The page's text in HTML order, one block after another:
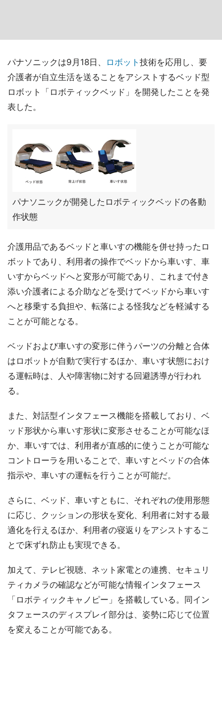
パナソニックは9月18日、 ロボット 技術を応用し、要
介護者が自立生活を送ることをアシストするベッド型
ロボット「ロボティックベッド」を開発したことを発
表した。
パナソニックが開発したロボティックベッドの各動
作状態
介護用品であるベッドと車いすの機能を併せ持ったロ
ボットであり、利用者の操作でベッドから車いす、車
いすからベッドへと変形が可能であり、これまで付き
添い介護者による介助などを受けてベッドから車いす
へと移乗する負担や、転落による怪我などを軽減する
ことが可能となる。
ベッドおよび車いすの変形に伴うパーツの分離と合体
はロボットが自動で実行するほか、車いす状態におけ
る運転時は、人や障害物に対する回避誘導が行われ
る。
また、対話型インタフェース機能を搭載しており、ベ
ッド形状から車いす形状に変形させることが可能なほ
か、車いすでは、利用者が直感的に使うことが可能な
コントローラを用いることで、車いすとベッドの合体
指示や、車いすの運転を行うことが可能だ。
さらに、ベッド、車いすともに、それぞれの使用形態
に応じ、クッションの形状を変化、利用者に対する最
適化を行えるほか、利用者の寝返りをアシストするこ
とで床ずれ防止も実現できる。
加えて、テレビ視聴、ネット家電との連携、セキュリ
ティカメラの確認などが可能な情報インタフェース
「ロボティックキャノピー」を搭載している。同イン
タフェースのディスプレイ部分は、姿勢に応じて位置
を変えることが可能である。